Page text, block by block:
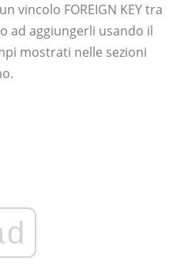
vincolo FOREIGN KEY tra
ad aggiungerli usando il
mostrati nelle sezioni